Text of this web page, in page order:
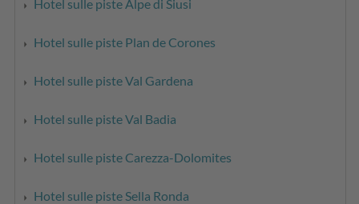
Hotel sulle piste Alpe di Siusi
Hotel sulle piste Plan de Corones
Hotel sulle piste Val Gardena
Hotel sulle piste Val Badia
Hotel sulle piste Carezza-Dolomites
Hotel sulle piste Sella Ronda